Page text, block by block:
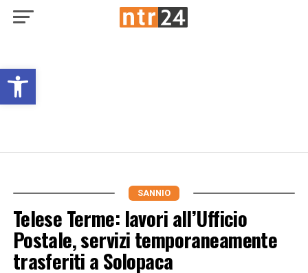
Open toolbar
SANNIO
Telese Terme: lavori all’Ufficio
Postale, servizi temporaneamente
trasferiti a Solopaca